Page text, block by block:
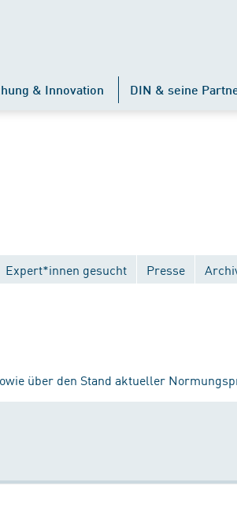
& Innovation DIN & seine
Expert*innen gesucht Presse
über den Stand aktueller